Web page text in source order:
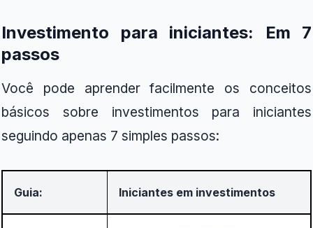
Investimento para iniciantes: Em 7
passos
Você pode aprender facilmente os conceitos
básicos sobre investimentos para iniciantes
seguindo apenas 7 simples passos:
Guia: Iniciantes em investimentos